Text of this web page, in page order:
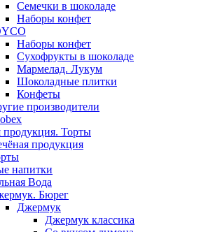
Семечки в шоколаде
Наборы конфет
Наборы конфет
Сухофрукты в шоколаде
Мармелад. Лукум
Шоколадные плитки
Конфеты
производители
продукция. Торты
продукция
напитки
Вода
Бюрег
Джермук
Джермук классика